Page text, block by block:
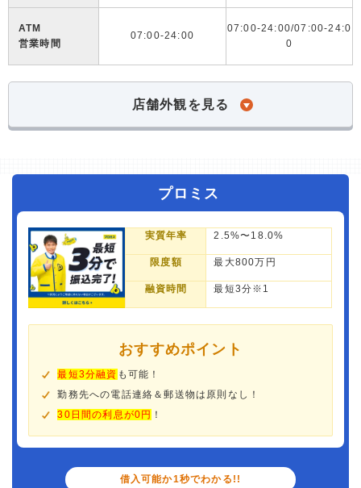
ATM
営業時間
07:00-24:00
07:00-24:00/07:00-24:0
0
店舗外観を見る
プロミス
実質年率 2.5%〜18.0%
限度額 最大800万円
融資時間 最短3分※1
おすすめポイント
最短3分融資 も可能！
勤務先への電話連絡＆郵送物は原則なし！
30日間の利息が0円 ！
借入可能か1秒でわかる!!